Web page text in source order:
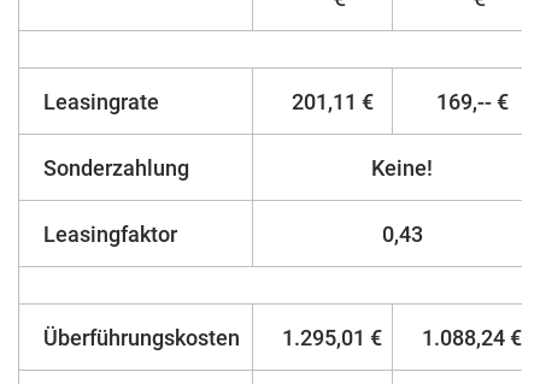
Leasingrate 201,11 € 169,-- €
Sonderzahlung Keine!
Leasingfaktor 0,43
Überführungskosten 1.295,01 € 1.088,24 €